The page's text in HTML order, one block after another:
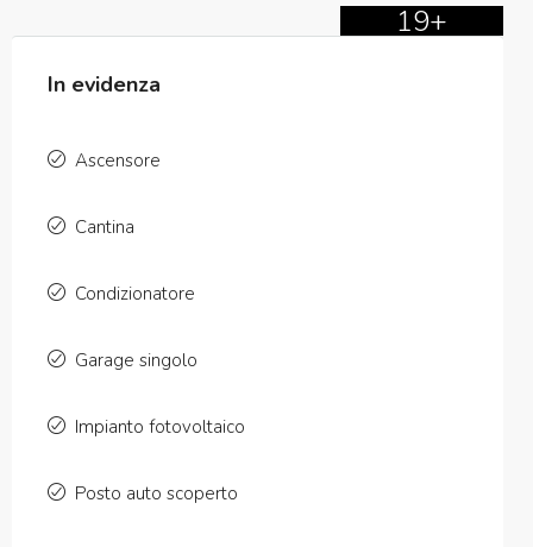
19+
In evidenza
Ascensore
Cantina
Condizionatore
Garage singolo
Impianto fotovoltaico
Posto auto scoperto